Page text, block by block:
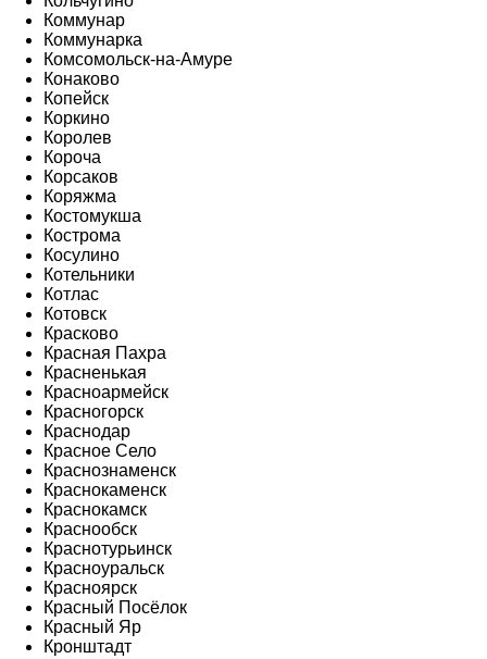
Коммунар
Коммунарка
Комсомольск-на-Амуре
Конаково
Копейск
Коркино
Королев
Короча
Корсаков
Коряжма
Костомукша
Кострома
Косулино
Котельники
Котлас
Котовск
Красково
Красная Пахра
Красненькая
Красноармейск
Красногорск
Краснодар
Красное Село
Краснознаменск
Краснокаменск
Краснокамск
Краснообск
Краснотурьинск
Красноуральск
Красноярск
Красный Посёлок
Красный Яр
Кронштадт